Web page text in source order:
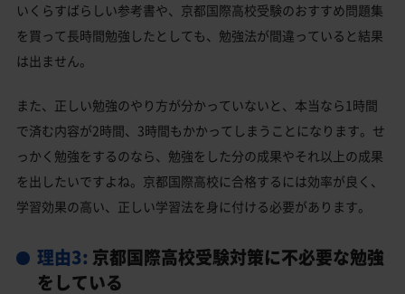
いくらすばらしい参考書や、京都国際高校受験のおすすめ問題集
を買って長時間勉強したとしても、勉強法が間違っていると結果
は出ません。
また、正しい勉強のやり方が分かっていないと、本当なら1時間
で済む内容が2時間、3時間もかかってしまうことになります。せ
っかく勉強をするのなら、勉強をした分の成果やそれ以上の成果
を出したいですよね。京都国際高校に合格するには効率が良く、
学習効果の高い、正しい学習法を身に付ける必要があります。
理由3: 京都国際高校受験対策に不必要な勉強
をしている